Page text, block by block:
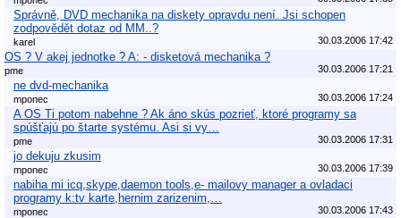
Správně, DVD mechanika na diskety opravdu není. Jsi schopen
zodpovědět dotaz od MM..?
karel 30.03.2006 17:42
OS ? V akej jednotke ? A: - disketová mechanika ?
pme 30.03.2006 17:21
ne dvd-mechanika
mponec 30.03.2006 17:24
A OS Ti potom nabehne ? Ak áno skús pozrieť, ktoré programy sa
spúšťajú po štarte systému. Asi si vy…
pme 30.03.2006 17:31
jo dekuju zkusim
mponec 30.03.2006 17:39
nabiha mi icq,skype,daemon tools,e- mailovy manager a ovladaci
programy k:tv karte,hernim zarizenim,…
mponec 30.03.2006 17:43